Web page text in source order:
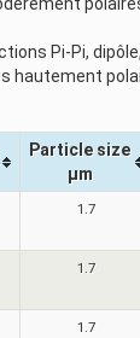
Pi-Pi,
hautement
Particle size
µm
1.7
1.7
1.7